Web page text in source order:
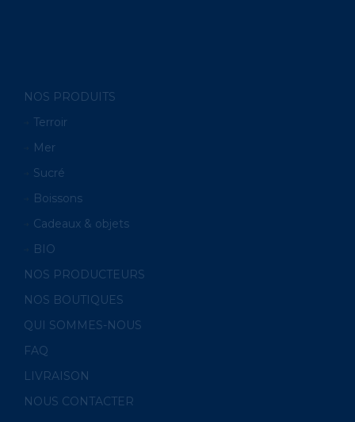
NOS PRODUITS
Terroir
Mer
Sucré
Boissons
Cadeaux & objets
BIO
NOS PRODUCTEURS
NOS BOUTIQUES
QUI SOMMES-NOUS
FAQ
LIVRAISON
NOUS CONTACTER